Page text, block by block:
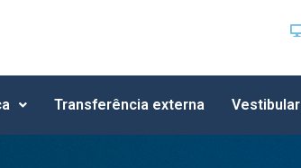
Transferência externa Vestibular